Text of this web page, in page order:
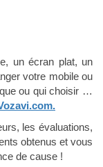
un écran plat, un
votre mobile ou
ou qui choisir …
les évaluations,
obtenus et vous
de cause !